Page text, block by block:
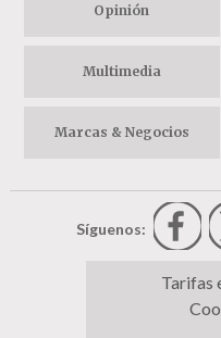
Opinión
Multimedia
Marcas & Negocios
Síguenos:
Tarifas